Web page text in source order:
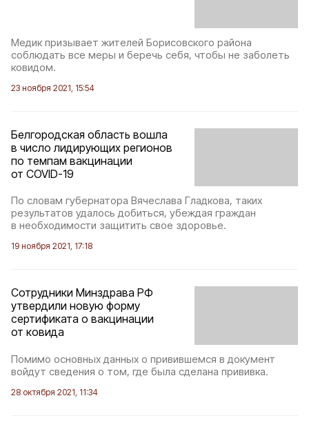
Медик призывает жителей Борисовского района
соблюдать все меры и беречь себя, чтобы не заболеть
ковидом.
23 ноября 2021, 15:54
Белгородская область вошла
в число лидирующих регионов
по темпам вакцинации
от COVID-19
По словам губернатора Вячеслава Гладкова, таких
результатов удалось добиться, убеждая граждан
в необходимости защитить свое здоровье.
19 ноября 2021, 17:18
Сотрудники Минздрава РФ
утвердили новую форму
сертификата о вакцинации
от ковида
Помимо основных данных о привившемся в документ
войдут сведения о том, где была сделана прививка.
28 октября 2021, 11:34